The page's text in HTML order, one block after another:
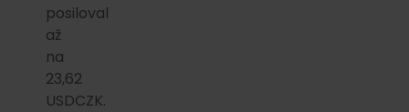
posiloval
až
na
23,62
USDCZK.